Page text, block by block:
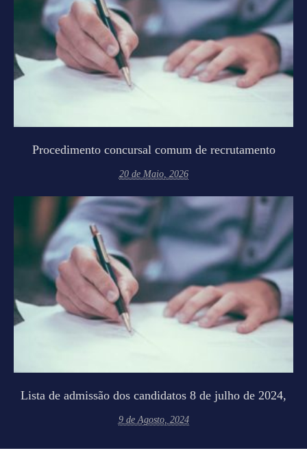
Procedimento concursal comum de recrutamento
20 de Maio, 2026
Lista de admissão dos candidatos 8 de julho de 2024,
9 de Agosto, 2024